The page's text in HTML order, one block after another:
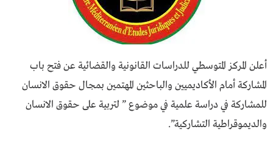
أعلن المركز المتوسطي للدراسات القانونية والقضائية عن فتح باب
المشاركة أمام الأكاديميين والباحثين المهتمين بمجال حقوق الانسان
للمشاركة في دراسة علمية في موضوع ” لتربية على حقوق الانسان
والديموقراطية التشاركية”.